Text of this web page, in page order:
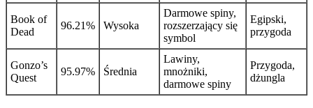
Book of
Dead
96.21% Wysoka
Darmowe spiny,
rozszerzający się
symbol
Egipski,
przygoda
Gonzo’s
Quest
95.97% Średnia
Lawiny,
mnożniki,
darmowe spiny
Przygoda,
dżungla